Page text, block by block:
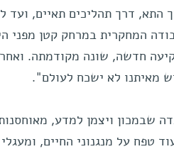
התא, דרך תהליכים תאיים, ועד
המחקרית במרחק קטן מפני
חדשה, שונה מקודמתה.
מאיתנו לא ישכח לעולם".
שבמכון ויצמן למדע,
טפח על מנגנוני החיים,